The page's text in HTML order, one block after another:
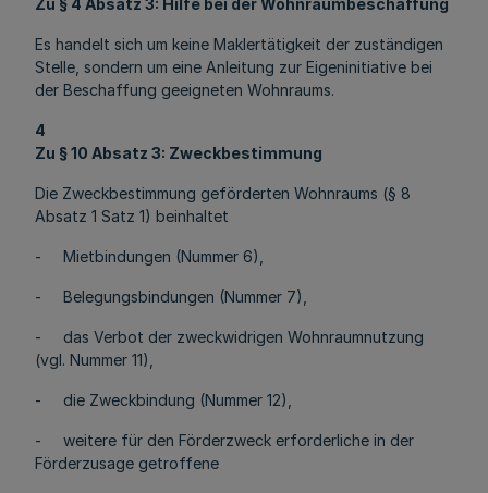
Zu § 4 Absatz 3: Hilfe bei der Wohnraumbeschaffung
Es handelt sich um keine Maklertätigkeit der zuständigen
Stelle, sondern um eine Anleitung zur Eigeninitiative bei
der Beschaffung geeigneten Wohnraums.
4
Zu § 10 Absatz 3: Zweckbestimmung
Die Zweckbestimmung geförderten Wohnraums (§ 8
Absatz 1 Satz 1) beinhaltet
- Mietbindungen (Nummer 6),
- Belegungsbindungen (Nummer 7),
- das Verbot der zweckwidrigen Wohnraumnutzung
(vgl. Nummer 11),
- die Zweckbindung (Nummer 12),
- weitere für den Förderzweck erforderliche in der
Förderzusage getroffene